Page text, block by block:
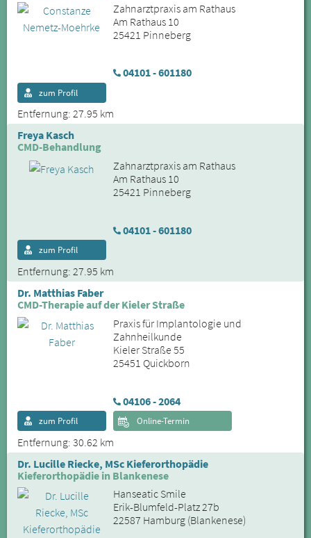
Zahnarztpraxis am Rathaus
Am Rathaus 10
25421 Pinneberg
04101 - 601180
Entfernung: 27.95 km
zum Profil
Freya Kasch
CMD-Behandlung
Zahnarztpraxis am Rathaus
Am Rathaus 10
25421 Pinneberg
04101 - 601180
Entfernung: 27.95 km
zum Profil
Dr. Matthias Faber
CMD-Therapie auf der Kieler Straße
Praxis für Implantologie und
Zahnheilkunde
Kieler Straße 55
25451 Quickborn
04106 - 2064
Entfernung: 30.62 km
zum Profil Online-Termin
Dr. Lucille Riecke, MSc Kieferorthopädie
Kieferorthopädie in Blankenese
Hanseatic Smile
Erik-Blumfeld-Platz 27b
22587 Hamburg (Blankenese)